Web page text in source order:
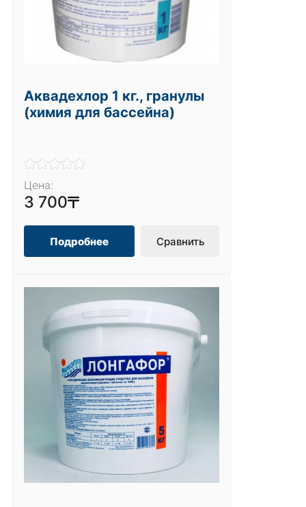
Аквадехлор 1 кг., гранулы
(химия для бассейна)
Цена:
3 700
Подробнее Сравнить